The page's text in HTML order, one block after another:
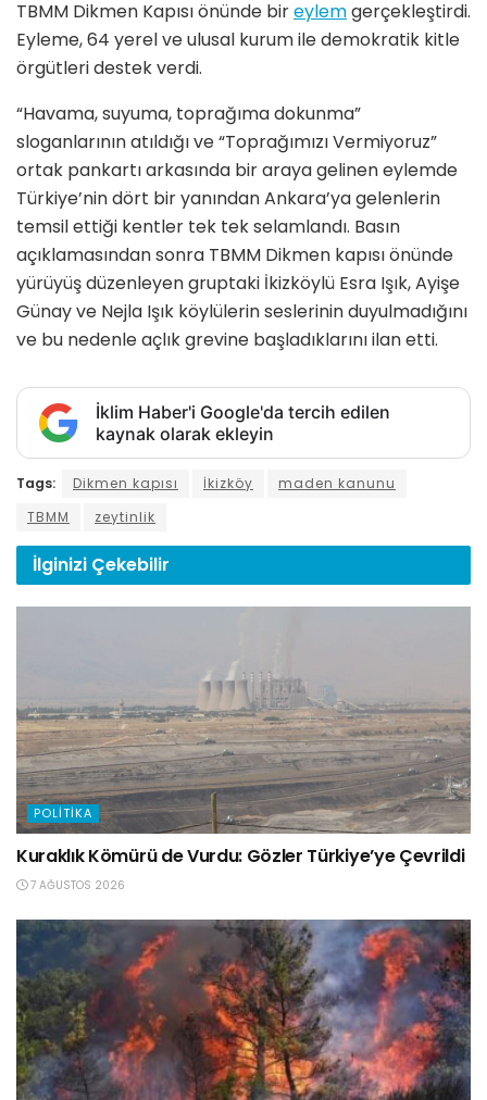
TBMM Dikmen Kapısı önünde bireylemgerçekleştirdi.
Eyleme, 64 yerel ve ulusal kurum ile demokratik kitle
örgütleri destek verdi.
“Havama, suyuma, toprağıma dokunma”
sloganlarının atıldığı ve “Toprağımızı Vermiyoruz”
ortak pankartı arkasında bir araya gelinen eylemde
Türkiye’nin dört bir yanından Ankara’ya gelenlerin
temsil ettiği kentler tek tek selamlandı. Basın
açıklamasından sonra TBMM Dikmen kapısı önünde
yürüyüş düzenleyen gruptaki İkizköylü Esra Işık, Ayişe
Günay ve Nejla Işık köylülerin seslerinin duyulmadığını
ve bu nedenle açlık grevine başladıklarını ilan etti.
İklim Haber'i Google'da tercih edilen
kaynak olarak ekleyin
Tags: Dikmen kapısı İkizköy
maden kanunu
TBMM
zeytinlik
İlginizi Çekebilir
POLITIKA
Kuraklık Kömürü de Vurdu: Gözler Türkiye’ye Çevrildi
7 AĞUSTOS 2026